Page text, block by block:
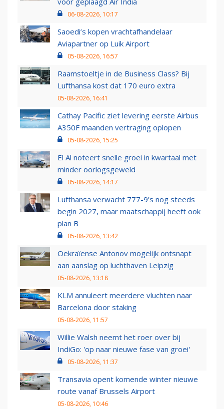
06-08-2026, 10:17
Saoedi’s kopen vrachtafhandelaar
Aviapartner op Luik Airport
05-08-2026, 16:57
Raamstoeltje in de Business Class? Bij
Lufthansa kost dat 170 euro extra
05-08-2026, 16:41
Cathay Pacific ziet levering eerste Airbus
A350F maanden vertraging oplopen
05-08-2026, 15:25
El Al noteert snelle groei in kwartaal met
minder oorlogsgeweld
05-08-2026, 14:17
Lufthansa verwacht 777-9’s nog steeds
begin 2027, maar maatschappij heeft ook
plan B
05-08-2026, 13:42
Oekraïense Antonov mogelijk ontsnapt
aan aanslag op luchthaven Leipzig
05-08-2026, 13:18
KLM annuleert meerdere vluchten naar
Barcelona door staking
05-08-2026, 11:57
Willie Walsh neemt het roer over bij
IndiGo: 'op naar nieuwe fase van groei'
05-08-2026, 11:37
Transavia opent komende winter nieuwe
route vanaf Brussels Airport
05-08-2026, 10:46